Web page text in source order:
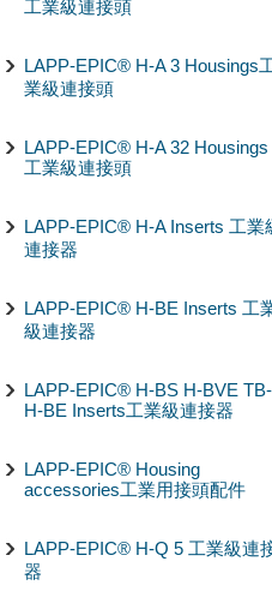
工業級連接頭
LAPP-EPIC® H-A 3 Housings
業級連接頭
LAPP-EPIC® H-A 32 Housings
工業級連接頭
LAPP-EPIC® H-A Inserts 工業
連接器
LAPP-EPIC® H-BE Inserts 工
級連接器
LAPP-EPIC® H-BS H-BVE TB-
H-BE Inserts工業級連接器
LAPP-EPIC® Housing
accessories工業用接頭配件
LAPP-EPIC® H-Q 5 工業級連
器